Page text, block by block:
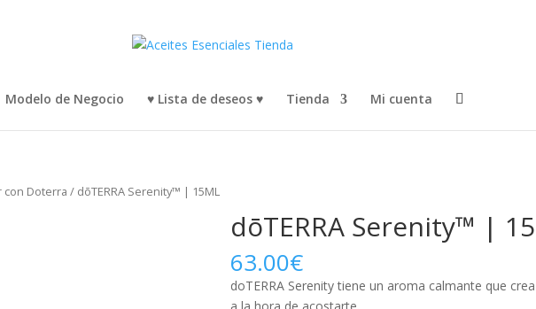
Modelo de Negocio ♥ Lista de deseos ♥ Tienda Mi cuenta
con Doterra / dōTERRA Serenity™ | 15ML
dōTERRA Serenity™ |
63.00€
doTERRA Serenity tiene un aroma calmante que